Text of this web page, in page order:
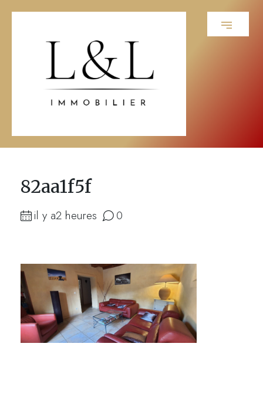
82aa1f5f
il y a2 heures 0